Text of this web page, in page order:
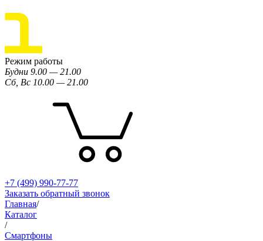
Режим работы
Будни 9.00 — 21.00
Сб, Вс 10.00 — 21.00
+7 (499) 990-77-77
Заказать обратный звонок
Главная/
Каталог
/
Смартфоны